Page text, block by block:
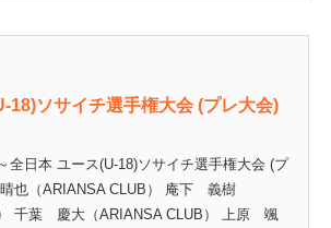
18)ソサイチ選手権大会 (プレ大会)
全日本 ユース(U-18)ソサイチ選手権大会 (プ
也（ARIANSA CLUB） 庵下 義樹
） 千葉 慶大（ARIANSA CLUB） 上原 颯